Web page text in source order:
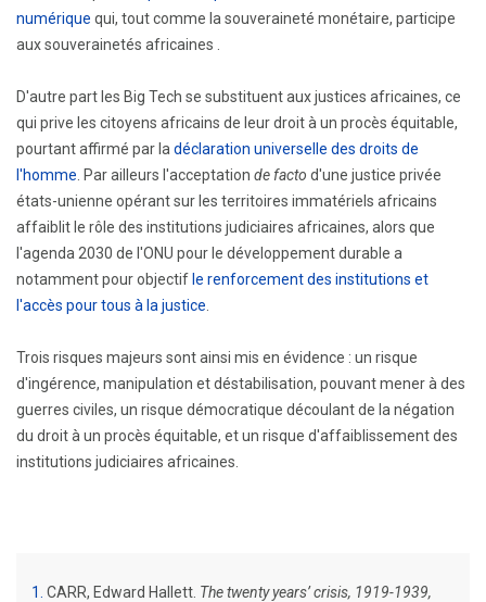
numérique qui, tout comme la souveraineté monétaire, participe
aux souverainetés africaines .
D'autre part les Big Tech se substituent aux justices africaines, ce
qui prive les citoyens africains de leur droit à un procès équitable,
pourtant affirmé par la déclaration universelle des droits de
l'homme . Par ailleurs l'acceptation de facto d'une justice privée
états-unienne opérant sur les territoires immatériels africains
affaiblit le rôle des institutions judiciaires africaines, alors que
l'agenda 2030 de l'ONU pour le développement durable a
notamment pour objectif le renforcement des institutions et
l'accès pour tous à la justice
Trois risques majeurs sont ainsi mis en évidence : un risque
d'ingérence, manipulation et déstabilisation, pouvant mener à des
guerres civiles, un risque démocratique découlant de la négation
du droit à un procès équitable, et un risque d'affaiblissement des
institutions judiciaires africaines.
1 CARR, Edward Hallett. The twenty years’ crisis, 1919-1939,